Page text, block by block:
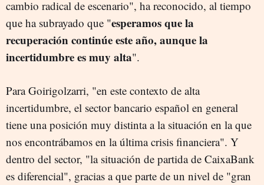
cambio radical de escenario", ha reconocido, al tiempo
que ha subrayado que "esperamos que la
recuperación continúe este año, aunque la
incertidumbre es muy alta".
Para Goirigolzarri, "en este contexto de alta
incertidumbre, el sector bancario español en general
tiene una posición muy distinta a la situación en la que
nos encontrábamos en la última crisis financiera". Y
dentro del sector, "la situación de partida de CaixaBank
es diferencial", gracias a que parte de un nivel de "gran